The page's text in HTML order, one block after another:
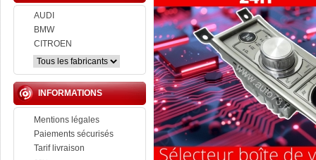
AUDI
BMW
CITROEN
INFORMATIONS
Mentions légales
Paiements sécurisés
Tarif livraison